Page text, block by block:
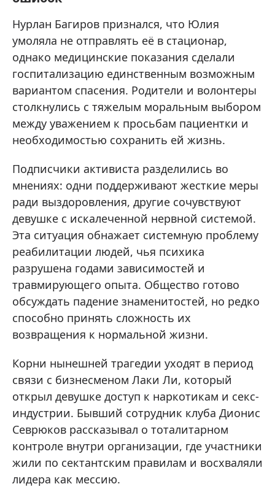
Нурлан Багиров признался, что Юлия
умоляла не отправлять её в стационар,
однако медицинские показания сделали
госпитализацию единственным возможным
вариантом спасения. Родители и волонтеры
столкнулись с тяжелым моральным выбором
между уважением к просьбам пациентки и
необходимостью сохранить ей жизнь.
Подписчики активиста разделились во
мнениях: одни поддерживают жесткие меры
ради выздоровления, другие сочувствуют
девушке с искалеченной нервной системой.
Эта ситуация обнажает системную проблему
реабилитации людей, чья психика
разрушена годами зависимостей и
травмирующего опыта. Общество готово
обсуждать падение знаменитостей, но редко
способно принять сложность их
возвращения к нормальной жизни.
Корни нынешней трагедии уходят в период
связи с бизнесменом Лаки Ли, который
открыл девушке доступ к наркотикам и секс-
индустрии. Бывший сотрудник клуба Дионис
Севрюков рассказывал о тоталитарном
контроле внутри организации, где участники
жили по сектантским правилам и восхваляли
лидера как мессию.